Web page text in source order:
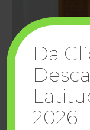
Da
2026